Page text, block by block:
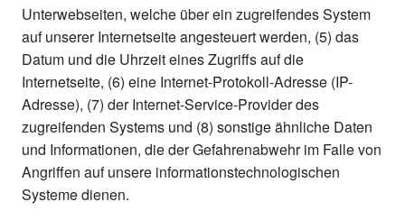
Unterwebseiten, welche über ein zugreifendes System
auf unserer Internetseite angesteuert werden, (5) das
Datum und die Uhrzeit eines Zugriffs auf die
Internetseite, (6) eine Internet-Protokoll-Adresse (IP-
Adresse), (7) der Internet-Service-Provider des
zugreifenden Systems und (8) sonstige ähnliche Daten
und Informationen, die der Gefahrenabwehr im Falle von
Angriffen auf unsere informationstechnologischen
Systeme dienen.